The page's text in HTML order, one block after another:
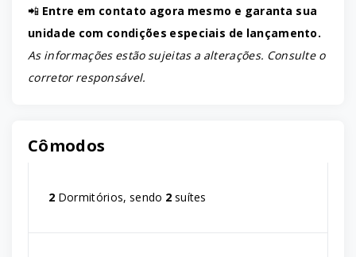
📲 Entre em contato agora mesmo e garanta sua
unidade com condições especiais de lançamento.
As informações estão sujeitas a alterações. Consulte o
corretor responsável.
Cômodos
2 Dormitórios, sendo 2 suítes